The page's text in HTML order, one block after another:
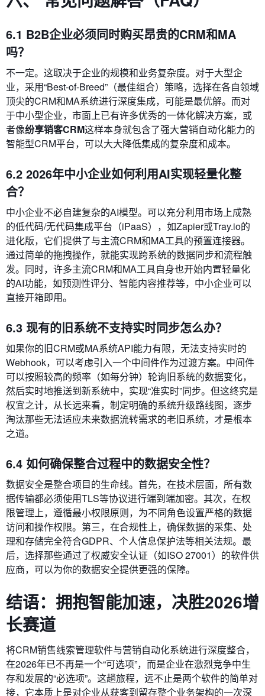
6.1 B2B企业必须同时购买昂贵的CRM和MA
吗？
不一定。这取决于企业的规模和业务复杂度。对于大型企
业，采用“Best-of-Breed”（最佳组合）策略，选择在各自领域
顶尖的CRM和MA系统进行深度集成，可能是最优解。而对
于中小型企业，市面上已有许多优秀的一体化解决方案，或
者像纷享销客CRM这样本身就包含了强大营销自动化能力的
智能型CRM平台，可以大大降低集成的复杂度和成本。
6.2 2026年中小企业如何利用AI实现轻量化整
合？
中小企业不必自建复杂的AI模型。可以充分利用市场上成熟
的低代码/无代码集成平台（iPaaS），如Zapier或Tray.io的
进化版，它们提供了与主流CRM和MA工具的预置连接器。
通过简单的拖拽操作，就能实现跨系统的数据同步和流程触
发。同时，许多主流CRM和MA工具自身也开始内置轻量化
的AI功能，如预测性评分、智能内容推荐等，中小企业可以
直接开箱即用。
6.3 现有的旧系统不支持实时同步怎么办？
如果你的旧CRM或MA系统API能力有限，无法支持实时的
Webhook，可以考虑引入一个中间件作为过渡方案。中间件
可以按照较高的频率（如每分钟）轮询旧系统的数据变化，
然后实时地推送到新系统中，实现“准实时”同步。但这终究是
权宜之计，从长远来看，制定明确的系统升级路线图，逐步
淘汰那些无法适应未来数据流转需求的老旧系统，才是根本
之道。
6.4 如何确保整合过程中的数据安全性？
数据安全是整合项目的生命线。首先，在技术层面，所有数
据传输都必须使用TLS等协议进行端到端加密。其次，在权
限管理上，遵循最小权限原则，为不同角色设置严格的数据
访问和操作权限。第三，在合规性上，确保数据的采集、处
理和存储完全符合GDPR、个人信息保护法等相关法规。最
后，选择那些通过了权威安全认证（如ISO 27001）的软件供
应商，可以为你的数据安全提供更强的保障。
结语：拥抱智能加速，决胜2026增
长赛道
将CRM销售线索管理软件与营销自动化系统进行深度整合，
在2026年已不再是一个“可选项”，而是企业在激烈竞争中生
存和发展的“必选项”。这趟旅程，远不止是两个软件的简单对
接，它本质上是对企业从获客到留存整个业务架构的一次深